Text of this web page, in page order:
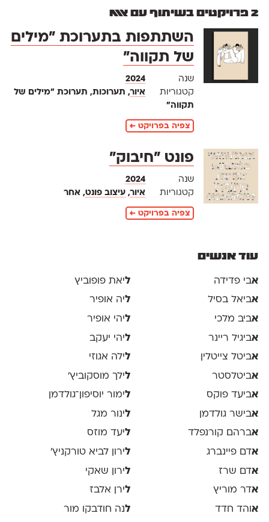
2 פרויקטים בשיתוף עם אאא
השתתפות בתערוכת ״מילים
של תקווה״
שנה
2024
קטגוריות
איור, תערוכות, תערוכת ״מילים של
תקווה״
צפיה בפרויקט ←
פונט ״חיבוק״
שנה
2024
קטגוריות
איור,עיצוב פונט, אחר
צפיה בפרויקט ←
עוד אנשים
אבי פדידה
אביאל בסיל
אביב מלכי
אביגיל ריינר
אביטל צייטלין
אביטלסטר
אביעד פוקס
אבישר גולדמן
אברהם קורנפלד
אדם פיינברג
אדם שרז
אדר מוריץ
אוהד חדד
ליאת פופוביץ
ליה אופיר
ליהי אופיר
ליהי יעקב
לילה אגוזי
לילך מוסקוביץ'
לימור יוסיפון־גולדמן
לינור מגל
ליעד מוזס
לירון לביא טורקניץ׳
לירון שאקי
לירן אלבז
לנה חודבקו מור